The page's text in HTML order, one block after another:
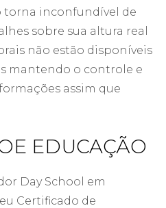
torna inconfundível de
sobre sua altura real
não estão disponíveis
mantendo o controle e
assim que
EDUCAÇÃO
Day School em
Certificado de